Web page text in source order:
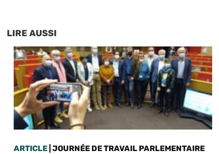
LIRE AUSSI
ARTICLE | JOURNÉE DE TRAVAIL PARLEMENTAIRE